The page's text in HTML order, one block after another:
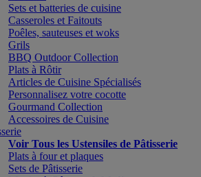
Sets et batteries de cuisine
Casseroles et Faitouts
Poêles, sauteuses et woks
Grils
BBQ Outdoor Collection
Plats à Rôtir
Articles de Cuisine Spécialisés
Personnalisez votre cocotte
Gourmand Collection
Accessoires de Cuisine
Voir Tous les Ustensiles de Pâtisserie
Plats à four et plaques
Sets de Pâtisserie